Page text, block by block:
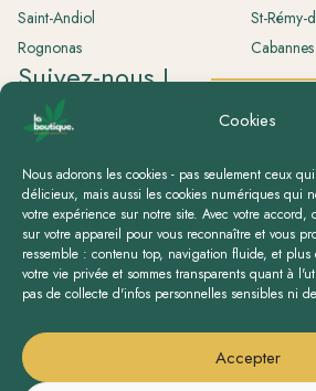
Cookies
Nous adorons les cookies - pas seulement ceux
délicieux, mais aussi les cookies numériques qui
votre expérience sur notre site. Avec votre
sur votre appareil pour vous reconnaître et vous
ressemble : contenu top, navigation fluide, et plus
votre vie privée et sommes transparents quant à
pas de collecte d'infos personnelles sensibles ni
Accepter
Saint-Andiol
St-Rémy-
Rognonas
Cabannes
Suivez-nous !